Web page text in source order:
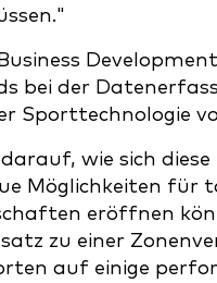
bei der
Sporttechnologie
wie sich
Möglichkeiten
eröffnen
zu einer
auf einige